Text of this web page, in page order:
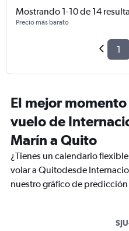
Mostrando 1-10 de 14
Precio más barato
1
El mejor
vuelo de
Marín a Quito
¿Tienes un calendario
volar a Quitodesde
nuestro gráfico de